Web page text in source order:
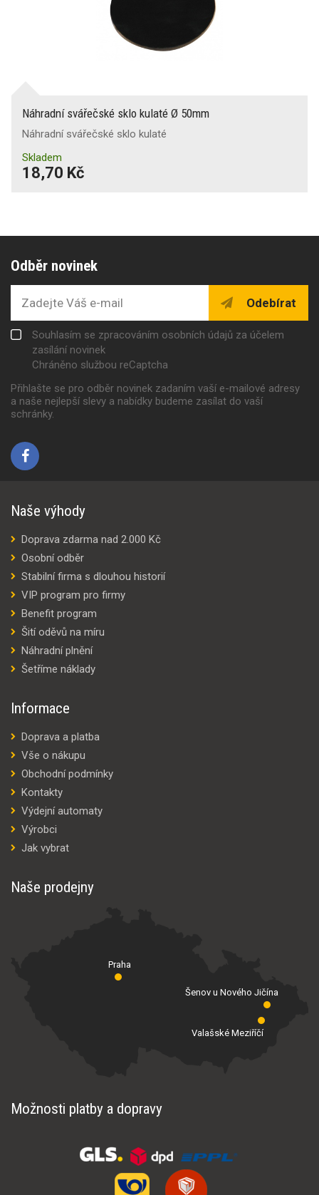
Náhradní svářečské sklo kulaté Ø 50mm
Náhradní svářečské sklo kulaté
Skladem
18,70 Kč
Odběr novinek
Odebírat
Souhlasím se zpracováním osobních údajů za účelem
zasílání novinek
Chráněno službou reCaptcha
Přihlašte se pro odběr novinek zadaním vaší e-mailové adresy
a naše nejlepší slevy a nabídky budeme zasílat do vaší
schránky.
Naše výhody
Doprava zdarma nad 2.000 Kč
Osobní odběr
Stabilní firma s dlouhou historií
VIP program pro firmy
Benefit program
Šití oděvů na míru
Náhradní plnění
Šetříme náklady
Informace
Doprava a platba
Vše o nákupu
Obchodní podmínky
Kontakty
Výdejní automaty
Výrobci
Jak vybrat
Naše prodejny
Praha
Valašské Meziříčí
Šenov u Nového Jičína
Možnosti platby a dopravy